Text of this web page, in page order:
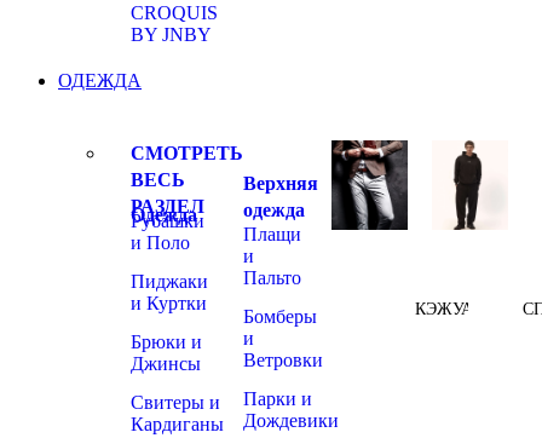
CROQUIS
BY JNBY
ОДЕЖДА
СМОТРЕТЬ
ВЕСЬ
РАЗДЕЛ
Одежда
Рубашки
и Поло
Пиджаки
и Куртки
Брюки и
Джинсы
Свитеры и
Кардиганы
Верхняя
одежда
Плащи
и
Пальто
Бомберы
и
Ветровки
Парки и
Дождевики
КЭЖУАЛ